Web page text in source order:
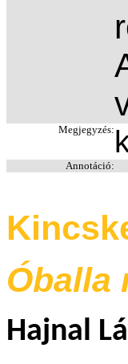
Megjegyzés:
Annotáció:
Óballa
Hajnal